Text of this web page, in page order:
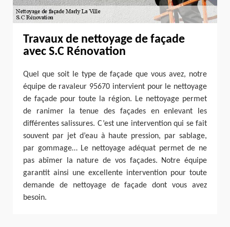
Travaux de nettoyage de façade
avec S.C Rénovation
Quel que soit le type de façade que vous avez, notre
équipe de ravaleur 95670 intervient pour le nettoyage
de façade pour toute la région. Le nettoyage permet
de ranimer la tenue des façades en enlevant les
différentes salissures. C’est une intervention qui se fait
souvent par jet d’eau à haute pression, par sablage,
par gommage… Le nettoyage adéquat permet de ne
pas abîmer la nature de vos façades. Notre équipe
garantit ainsi une excellente intervention pour toute
demande de nettoyage de façade dont vous avez
besoin.